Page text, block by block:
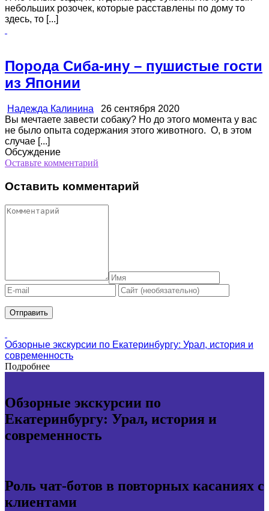
небольших розочек, которые расставлены по дому то
здесь, то [...]
Порода Сиба-ину – пушистые гости
из Японии
Надежда Калинина 26 сентября 2020
Вы мечтаете завести собаку? Но до этого момента у вас
не было опыта содержания этого животного. О, в этом
случае [...]
Обсуждение
Оставьте комментарий
Оставить комментарий
Обзорные экскурсии по Екатеринбургу: Урал, история и
современность
Подробнее
Обзорные экскурсии по
Екатеринбургу: Урал, история и
современность
Роль чат-ботов в повторных касаниях с
клиентами